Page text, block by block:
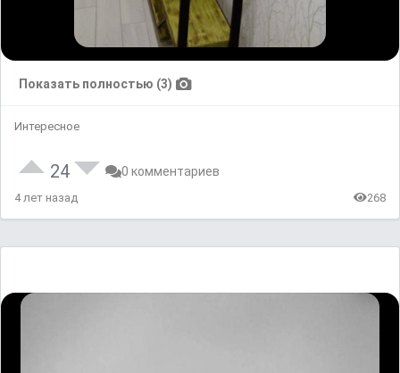
Показать полностью (3)
Интересное
24 0 комментариев
4 лет назад 268